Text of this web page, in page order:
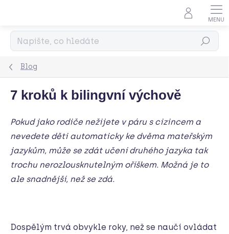
Hledat
Blog
7 kroků k bilingvní výchově
Pokud jako rodiče nežijete v páru s cizincem a
nevedete děti automaticky ke dvěma mateřským
jazykům, může se zdát učení druhého jazyka tak
trochu nerozlousknutelným oříškem. Možná je to
ale snadnější, než se zdá.
Dospělým trvá obvykle roky, než se naučí ovládat